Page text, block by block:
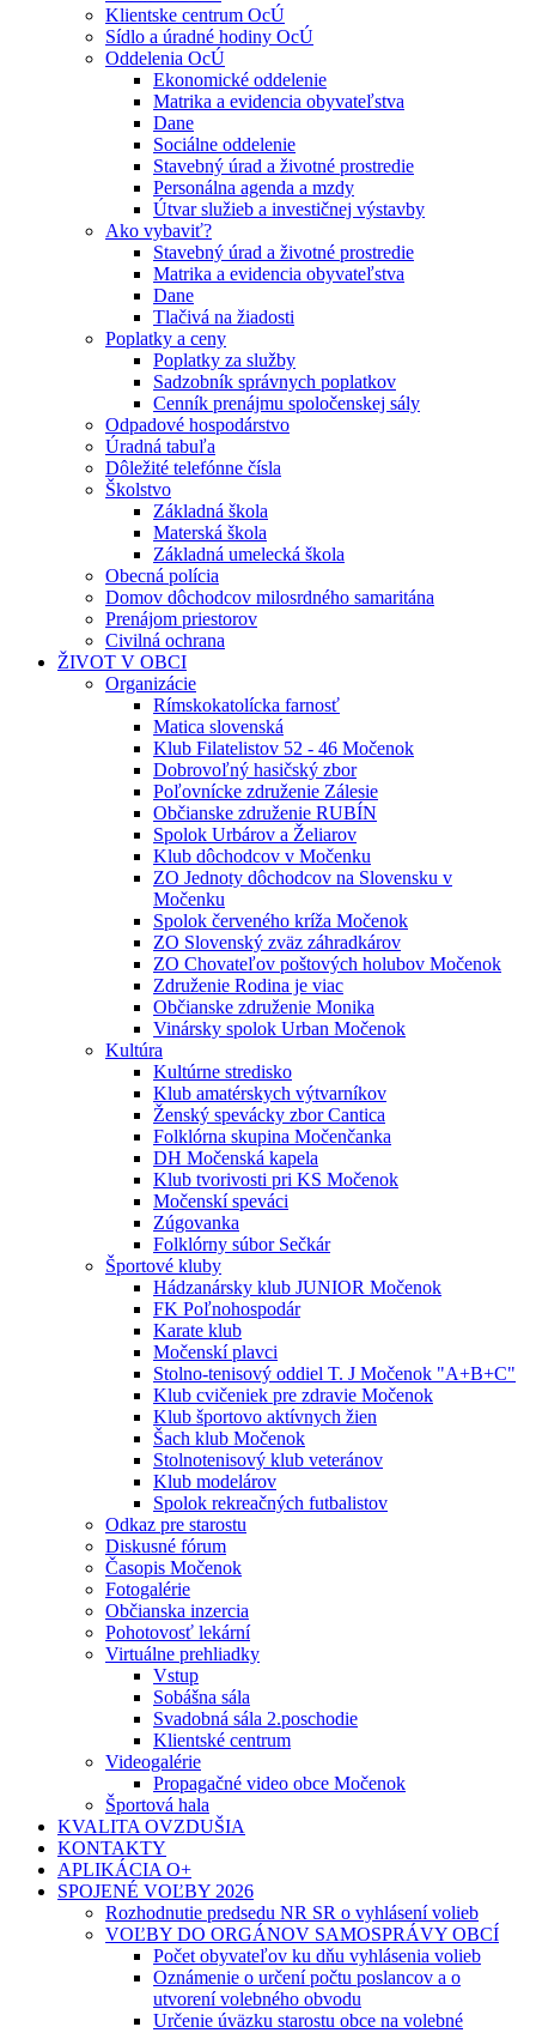
Klientske centrum OcÚ
Sídlo a úradné hodiny OcÚ
Oddelenia OcÚ
Ekonomické oddelenie
Matrika a evidencia obyvateľstva
Dane
Sociálne oddelenie
Stavebný úrad a životné prostredie
Personálna agenda a mzdy
Útvar služieb a investičnej výstavby
Ako vybaviť?
Stavebný úrad a životné prostredie
Matrika a evidencia obyvateľstva
Dane
Tlačivá na žiadosti
Poplatky a ceny
Poplatky za služby
Sadzobník správnych poplatkov
Cenník prenájmu spoločenskej sály
Odpadové hospodárstvo
Úradná tabuľa
Dôležité telefónne čísla
Školstvo
Základná škola
Materská škola
Základná umelecká škola
Obecná polícia
Domov dôchodcov milosrdného samaritána
Prenájom priestorov
Civilná ochrana
ŽIVOT V OBCI
Organizácie
Rímskokatolícka farnosť
Matica slovenská
Klub Filatelistov 52 - 46 Močenok
Dobrovoľný hasičský zbor
Poľovnícke združenie Zálesie
Občianske združenie RUBÍN
Spolok Urbárov a Želiarov
Klub dôchodcov v Močenku
ZO Jednoty dôchodcov na Slovensku v
Močenku
Spolok červeného kríža Močenok
ZO Slovenský zväz záhradkárov
ZO Chovateľov poštových holubov Močenok
Združenie Rodina je viac
Občianske združenie Monika
Vinársky spolok Urban Močenok
Kultúra
Kultúrne stredisko
Klub amatérskych výtvarníkov
Ženský spevácky zbor Cantica
Folklórna skupina Močenčanka
DH Močenská kapela
Klub tvorivosti pri KS Močenok
Močenskí speváci
Zúgovanka
Folklórny súbor Sečkár
Športové kluby
Hádzanársky klub JUNIOR Močenok
FK Poľnohospodár
Karate klub
Močenskí plavci
Stolno-tenisový oddiel T. J Močenok "A+B+C"
Klub cvičeniek pre zdravie Močenok
Klub športovo aktívnych žien
Šach klub Močenok
Stolnotenisový klub veteránov
Klub modelárov
Spolok rekreačných futbalistov
Odkaz pre starostu
Diskusné fórum
Časopis Močenok
Fotogalérie
Občianska inzercia
Pohotovosť lekární
Virtuálne prehliadky
Vstup
Sobášna sála
Svadobná sála 2.poschodie
Klientské centrum
Videogalérie
Propagačné video obce Močenok
Športová hala
KVALITA OVZDUŠIA
KONTAKTY
APLIKÁCIA O+
SPOJENÉ VOĽBY 2026
Rozhodnutie predsedu NR SR o vyhlásení volieb
VOĽBY DO ORGÁNOV SAMOSPRÁVY OBCÍ
Počet obyvateľov ku dňu vyhlásenia volieb
Oznámenie o určení počtu poslancov a o
utvorení volebného obvodu
Určenie úväzku starostu obce na volebné